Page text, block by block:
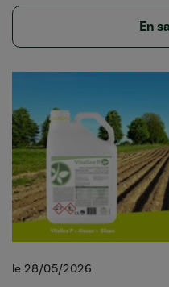
En
le 28/05/2026